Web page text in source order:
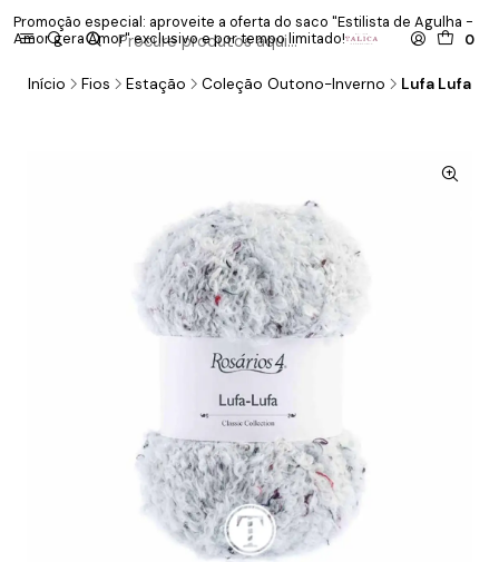
0
Promoção especial: aproveite a oferta do saco "Estilista de Agulha -
Amor gera Amor" exclusivo e por tempo limitado!
Início Fios Estação Coleção Outono-Inverno Lufa Lufa